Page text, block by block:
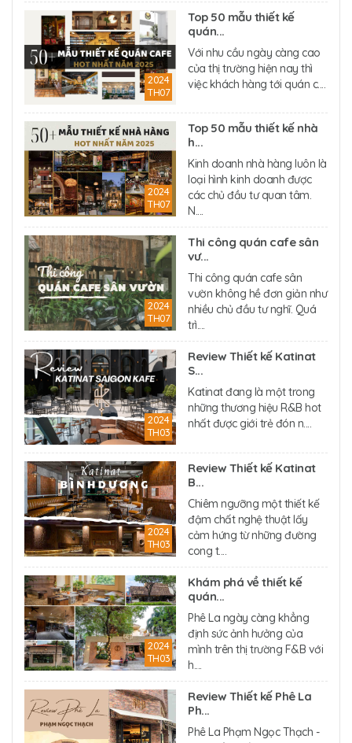
2024
TH07
Top 50 mẫu thiết kế
quán...
Với nhu cầu ngày càng cao
của thị trường hiện nay thì
việc khách hàng tới quán c....
2024
TH07
Top 50 mẫu thiết kế nhà
h...
Kinh doanh nhà hàng luôn là
loại hình kinh doanh được
các chủ đầu tư quan tâm.
N....
2024
TH07
Thi công quán cafe sân
vư...
Thi công quán cafe sân
vườn không hề đơn giản như
nhiều chủ đầu tư nghĩ. Quá
trì....
2024
TH03
Review Thiết kế Katinat
S...
Katinat đang là một trong
những thương hiệu R&B hot
nhất được giới trẻ đón n....
2024
TH03
Review Thiết kế Katinat
B...
Chiêm ngưỡng một thiết kế
đậm chất nghệ thuật lấy
cảm hứng từ những đường
cong t....
2024
TH03
Khám phá về thiết kế
quán...
Phê La ngày càng khẳng
định sức ảnh hưởng của
mình trên thị trường F&B với
h....
Review Thiết kế Phê La
Ph...
Phê La Phạm Ngọc Thạch -